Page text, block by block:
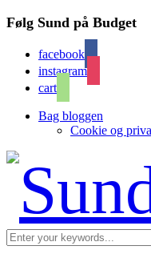
Følg Sund på Budget
facebook
instagram
cart
Bag bloggen
Cookie og